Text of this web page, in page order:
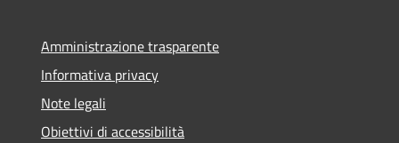
Amministrazione trasparente
Informativa privacy
Note legali
Obiettivi di accessibilità